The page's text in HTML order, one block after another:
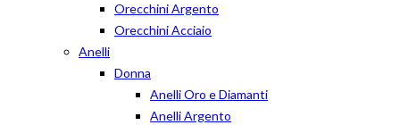
Orecchini Argento
Orecchini Acciaio
Anelli
Donna
Anelli Oro e Diamanti
Anelli Argento